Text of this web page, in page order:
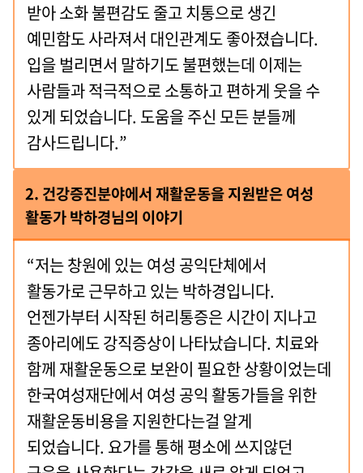
받아 소화 불편감도 줄고 치통으로 생긴
예민함도 사라져서 대인관계도 좋아졌습니다.
입을 벌리면서 말하기도 불편했는데 이제는
사람들과 적극적으로 소통하고 편하게 웃을 수
있게 되었습니다. 도움을 주신 모든 분들께
감사드립니다.”
2. 건강증진분야에서 재활운동을 지원받은 여성
활동가 박하경님의 이야기
“저는 창원에 있는 여성 공익단체에서
활동가로 근무하고 있는 박하경입니다.
언젠가부터 시작된 허리통증은 시간이 지나고
종아리에도 강직증상이 나타났습니다. 치료와
함께 재활운동으로 보완이 필요한 상황이었는데
한국여성재단에서 여성 공익 활동가들을 위한
재활운동비용을 지원한다는걸 알게
되었습니다. 요가를 통해 평소에 쓰지않던